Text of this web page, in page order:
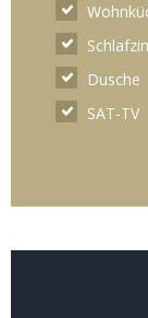
Dusche
SAT-TV